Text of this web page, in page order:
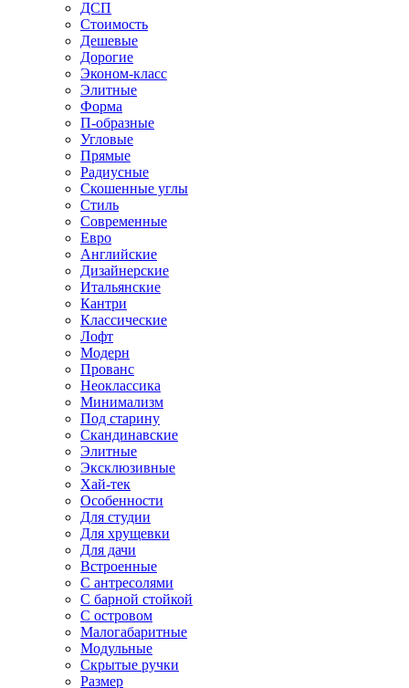
ДСП
Стоимость
Дешевые
Дорогие
Эконом-класс
Элитные
Форма
П-образные
Угловые
Прямые
Радиусные
Скошенные углы
Стиль
Современные
Евро
Английские
Дизайнерские
Итальянские
Кантри
Классические
Лофт
Модерн
Прованс
Неоклассика
Минимализм
Под старину
Скандинавские
Элитные
Эксклюзивные
Хай-тек
Особенности
Для студии
Для хрущевки
Для дачи
Встроенные
С антресолями
С барной стойкой
С островом
Малогабаритные
Модульные
Скрытые ручки
Размер